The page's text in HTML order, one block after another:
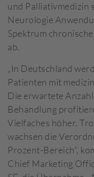
und Palliativmedizin
Neurologie
Spektrum
ab.
„In Deutschland
Patienten mit
Die erwartete
Behandlung
Vielfaches höher.
wachsen die
Prozent-Bereich“,
Chief Marketing